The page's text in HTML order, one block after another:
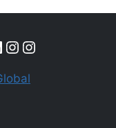
Instagram
Instagram